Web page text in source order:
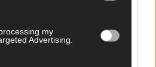
my
Advertising.